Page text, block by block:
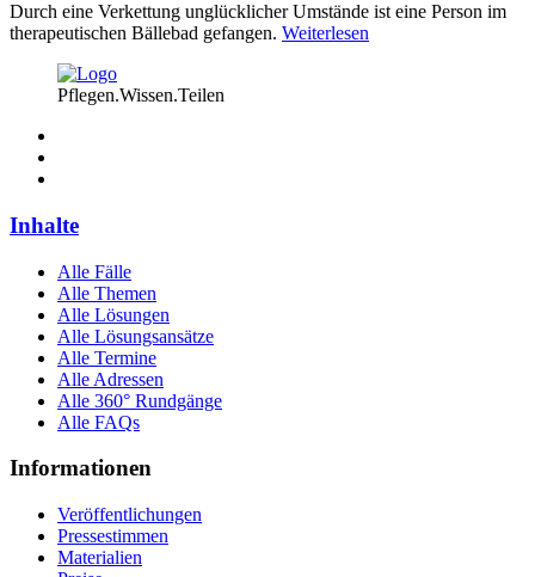
Durch eine Verkettung unglücklicher Umstände ist eine Person im
therapeutischen Bällebad gefangen. Weiterlesen
Pflegen.Wissen.Teilen
Inhalte
Alle Fälle
Alle Themen
Alle Lösungen
Alle Lösungsansätze
Alle Termine
Alle Adressen
Alle 360° Rundgänge
Alle FAQs
Informationen
Veröffentlichungen
Pressestimmen
Materialien